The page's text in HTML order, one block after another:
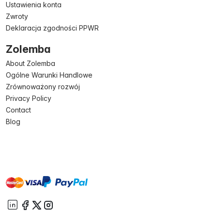
Ustawienia konta
Zwroty
Deklaracja zgodności PPWR
Zolemba
About Zolemba
Ogólne Warunki Handlowe
Zrównoważony rozwój
Privacy Policy
Contact
Blog
mastervisa paypal